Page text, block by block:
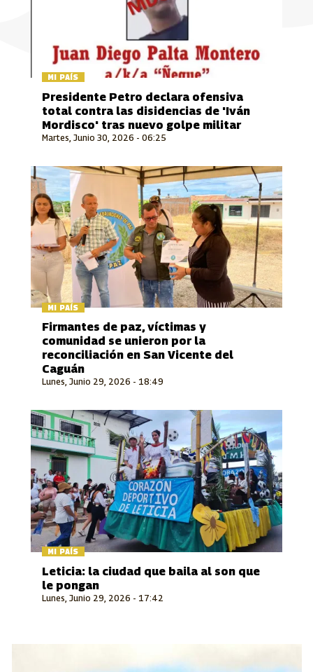
MI PAÍS
Martes, Junio 30, 2026 - 06:25
Presidente Petro declara ofensiva
total contra las disidencias de 'Iván
Mordisco' tras nuevo golpe militar
MI PAÍS
Lunes, Junio 29, 2026 - 18:49
Firmantes de paz, víctimas y
comunidad se unieron por la
reconciliación en San Vicente del
Caguán
MI PAÍS
Lunes, Junio 29, 2026 - 17:42
Leticia: la ciudad que baila al son que
le pongan